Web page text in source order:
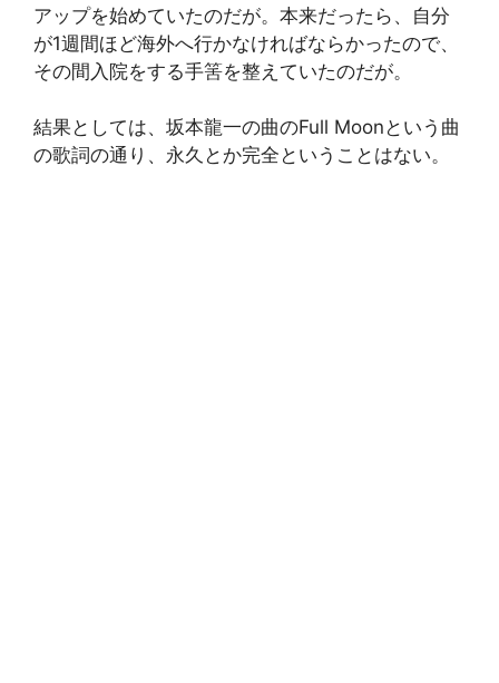
アップを始めていたのだが。本来だったら、自分
が1週間ほど海外へ行かなければならかったので、
その間入院をする手筈を整えていたのだが。
結果としては、坂本龍一の曲のFull Moonという曲
の歌詞の通り、永久とか完全ということはない。